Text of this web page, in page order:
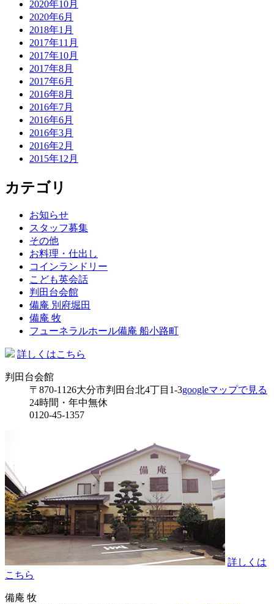
2020年10月
2020年6月
2018年1月
2017年11月
2017年10月
2017年8月
2017年6月
2016年8月
2016年7月
2016年6月
2016年3月
2016年2月
2015年12月
カテゴリ
お知らせ
スタッフ募集
その他
お料理・仕出し
コインランドリー
こども英会話
判田台会館
備庵 別府堀田
備庵 牧
フューネラルホール備庵 船小路町
詳しくはこちら
判田台会館
〒870-1126大分市判田台北4丁目1-3googleマップで見る
24時間・年中無休
0120-45-1357
詳しくは
こちら
備庵 牧